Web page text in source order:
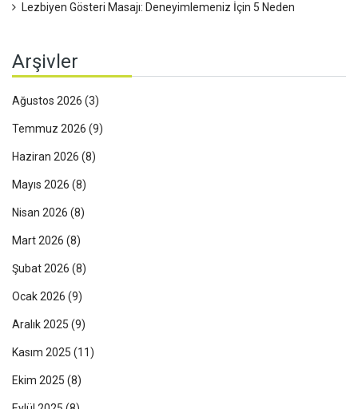
Lezbiyen Gösteri Masajı: Deneyimlemeniz İçin 5 Neden
Arşivler
Ağustos 2026 (3)
Temmuz 2026 (9)
Haziran 2026 (8)
Mayıs 2026 (8)
Nisan 2026 (8)
Mart 2026 (8)
Şubat 2026 (8)
Ocak 2026 (9)
Aralık 2025 (9)
Kasım 2025 (11)
Ekim 2025 (8)